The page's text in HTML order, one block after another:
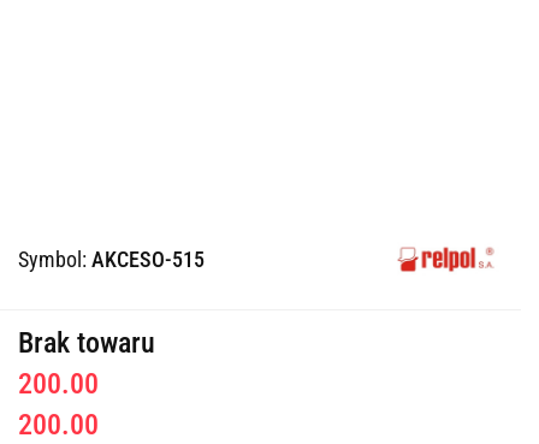
Symbol: AKCESO-515
Brak towaru
200.00
200.00